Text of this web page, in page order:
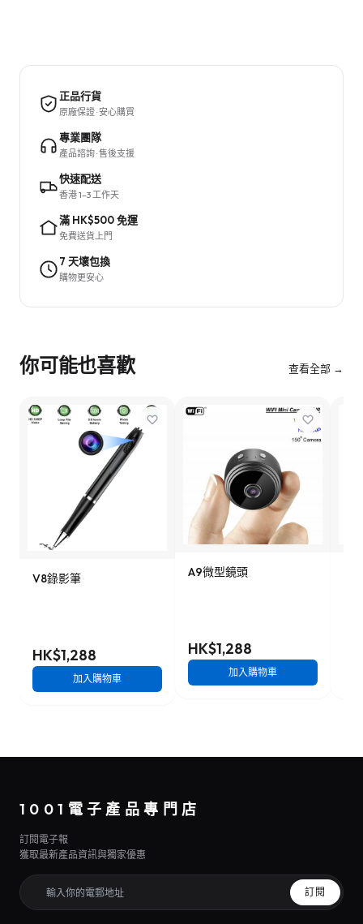
正品行貨
原廠保證 · 安心購買
專業團隊
產品諮詢 · 售後支援
快速配送
香港 1–3 工作天
滿 HK$500 免運
免費送貨上門
7 天壞包換
購物更安心
你可能也喜歡 查看全部 →
V8錄影筆
HK$1,288
加入購物車
A9微型鏡頭
HK$1,288
加入購物車
1001電子產品專門店
訂閱電子報
獲取最新產品資訊與獨家優惠
訂閱